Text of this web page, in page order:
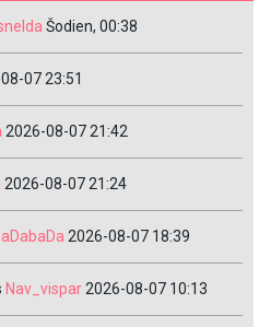
Šodien, 00:38
07 23:51
2026-08-07 21:42
2026-08-07 21:24
2026-08-07 18:39
Nav_vispar2026-08-07 10:13